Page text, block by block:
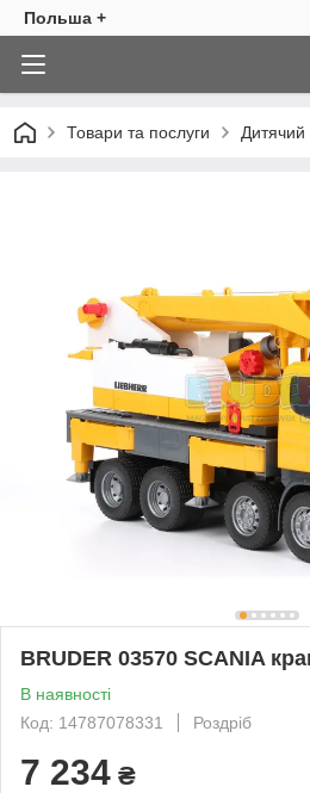
Польша +
Товари та послуги Дитячий
BRUDER 03570 SCANIA
В наявності
Код: 14787078331
Роздріб
7 234 ₴